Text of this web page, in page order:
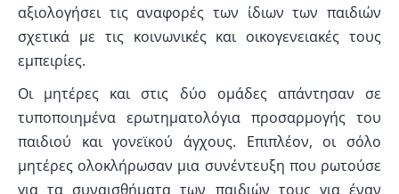
αξιολογήσει τις αναφορές των ίδιων των παιδιών
σχετικά με τις κοινωνικές και οικογενειακές τους
εμπειρίες.
Οι μητέρες και στις δύο ομάδες απάντησαν σε
τυποποιημένα ερωτηματολόγια προσαρμογής του
παιδιού και γονεϊκού άγχους. Επιπλέον, οι σόλο
μητέρες ολοκλήρωσαν μια συνέντευξη που ρωτούσε
για τα συναισθήματα των παιδιών τους για έναν